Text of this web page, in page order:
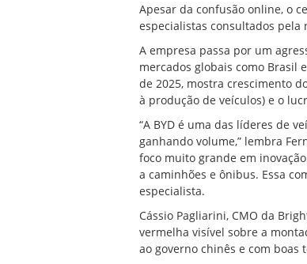
Apesar da confusão online, o
especialistas consultados pela
A empresa passa por um
mercados globais como Brasil
de 2025, mostra crescimento
à produção de veículos) e o
“A BYD é uma das líderes de
ganhando volume,” lembra
foco muito grande em
a caminhões e ônibus. Essa
especialista.
Cássio Pagliarini, CMO da
vermelha visível sobre a
ao governo chinês e com boas